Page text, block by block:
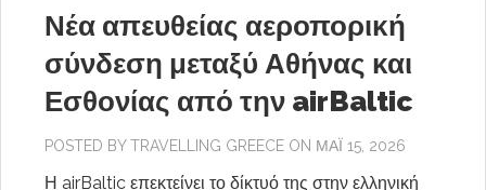
Νέα απευθείας αεροπορική
σύνδεση μεταξύ Αθήνας και
Εσθονίας από την airBaltic
POSTED BYTRAVELLING GREECE ON ΜΆΙ 15, 2026
Η airBaltic επεκτείνει το δίκτυό της στην ελληνική